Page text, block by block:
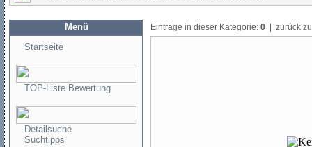
Menü
Startseite
TOP-Liste Bewertung
Detailsuche
Suchtipps
Einträge in dieser Kategorie: 0 | zurück